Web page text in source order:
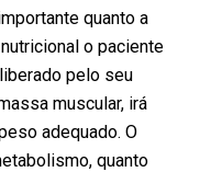
quanto a
o paciente
pelo seu
muscular, irá
adequado. O
quanto